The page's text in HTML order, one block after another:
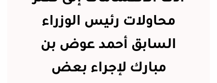
محاولات رئيس الوزراء
السابق أحمد عوض بن
مبارك لإجراء بعض